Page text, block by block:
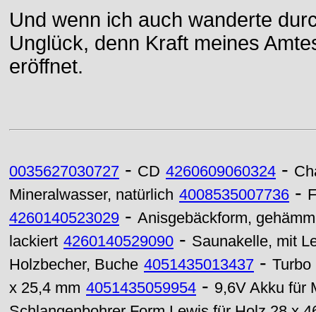
Und wenn ich auch wanderte
Unglück, denn Kraft meines
eröffnet.
0035627030727 - CD 4260609060324 -
Mineralwasser, natürlich 4008535007736 -
4260140523029 - Anisgebäckform,
lackiert 4260140529090 - Saunakelle, mit
Holzbecher, Buche 4051435013437 - Turbo
x 25,4 mm 4051435059954 - 9,6V Akku für